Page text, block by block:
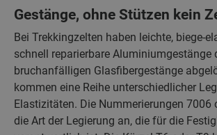
Gestänge, ohne Stützen kein
Bei Trekkingzelten haben leichte, biege-
schnell reparierbare Aluminiumgestänge
bruchanfälligen Glasfibergestänge
kommen eine Reihe unterschiedlicher
Elastizitäten. Die Nummerierungen 7006
die Art der Legierung an, die für die